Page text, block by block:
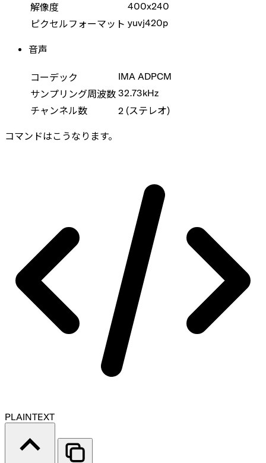
解像度
400x240
ピクセルフォーマット yuvj420p
音声
コーデック
IMA ADPCM
サンプリング周波数 32.73kHz
チャンネル数
2 (ステレオ)
コマンドはこうなります。
PLAINTEXT